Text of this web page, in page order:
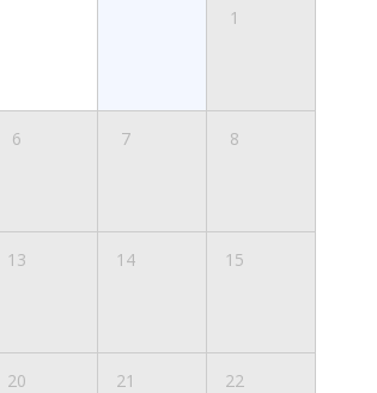
1
6 7 8
13 14 15
20 21 22